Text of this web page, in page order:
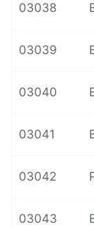
03038
03039
03040
03041
03042
03043